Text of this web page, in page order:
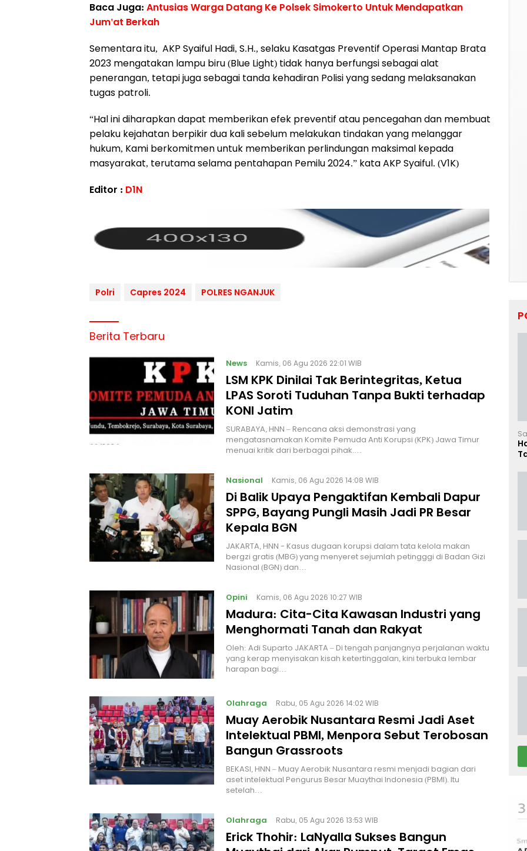
Baca Juga: Antusias Warga Datang Ke Polsek Simokerto Untuk Mendapatkan
Jum'at Berkah
Sementara itu, AKP Syaiful Hadi, S.H., selaku Kasatgas Preventif Operasi Mantap Brata
2023 mengatakan lampu biru (Blue Light) tidak hanya berfungsi sebagai alat
penerangan, tetapi juga sebagai tanda kehadiran Polisi yang sedang melaksanakan
tugas patroli.
“Hal ini diharapkan dapat memberikan efek preventif atau pencegahan dan membuat
pelaku kejahatan berpikir dua kali sebelum melakukan tindakan yang melanggar
hukum, Kami berkomitmen untuk memberikan perlindungan maksimal kepada
masyarakat, terutama selama pentahapan Pemilu 2024.” kata AKP Syaiful. (V1K)
Editor : D1N
Polri Capres 2024 POLRES NGANJUK
Berita Terbaru
News Kamis, 06 Agu 2026 22:01 WIB
LSM KPK Dinilai Tak Berintegritas, Ketua
LPAS Soroti Tuduhan Tanpa Bukti terhadap
KONI Jatim
SURABAYA, HNN – Rencana aksi demonstrasi yang
mengatasnamakan Komite Pemuda Anti Korupsi (KPK) Jawa Timur
menuai kritik dari berbagai pihak.…
Nasional Kamis, 06 Agu 2026 14:08 WIB
Di Balik Upaya Pengaktifan Kembali Dapur
SPPG, Bayang Pungli Masih Jadi PR Besar
Kepala BGN
JAKARTA, HNN - Kasus dugaan korupsi dalam tata kelola makan
bergzi gratis (MBG) yang menyeret sejumlah petingggi di Badan Gizi
Nasional (BGN) dan…
Opini Kamis, 06 Agu 2026 10:27 WIB
Madura: Cita-Cita Kawasan Industri yang
Menghormati Tanah dan Rakyat
Oleh: Adi Suparto JAKARTA – Di tengah panjangnya perjalanan waktu
yang kerap menyisakan kisah ketertinggalan, kini terbuka lembar
harapan bagi…
Olahraga Rabu, 05 Agu 2026 14:02 WIB
Muay Aerobik Nusantara Resmi Jadi Aset
Intelektual PBMI, Menpora Sebut Terobosan
Bangun Grassroots
BEKASI, HNN – Muay Aerobik Nusantara resmi menjadi bagian dari
aset intelektual Pengurus Besar Muaythai Indonesia (PBMI). Itu
setelah…
Olahraga Rabu, 05 Agu 2026 13:53 WIB
Erick Thohir: LaNyalla Sukses Bangun